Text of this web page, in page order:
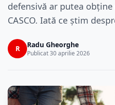
defensivă ar putea obține
CASCO. Iată ce știm
R Radu Gheorghe
Publicat 30 aprilie 2026